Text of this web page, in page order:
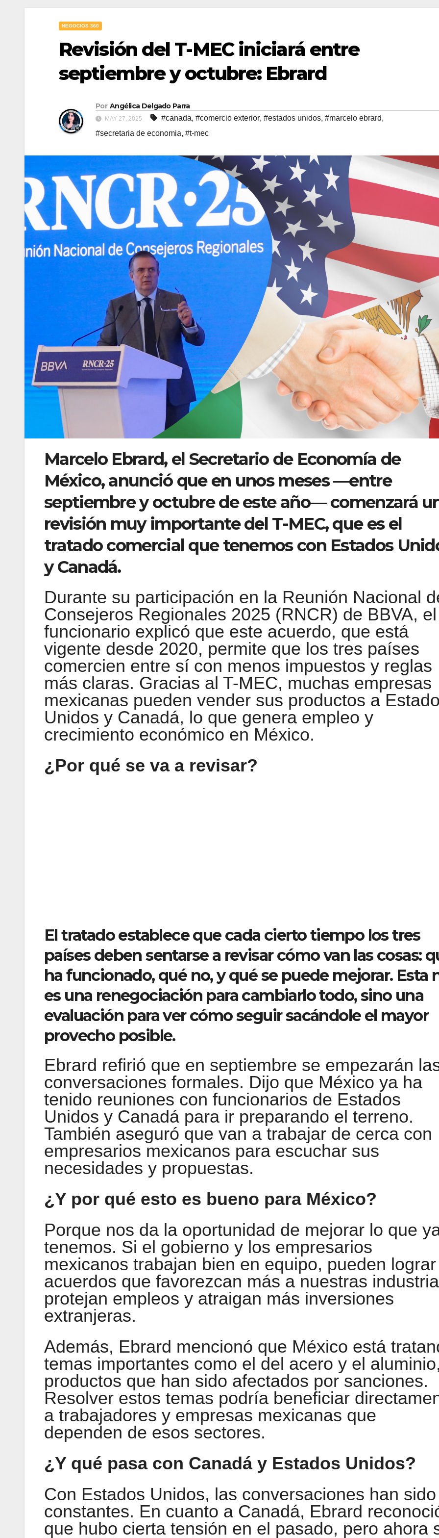
NEGOCIOS 360
Revisión del T-MEC iniciará entre
septiembre y octubre: Ebrard
Por Angélica Delgado Parra
MAY 27, 2025 #canada, #comercio exterior, #estados unidos, #marcelo ebrard,
#secretaria de economia, #t-mec
Marcelo Ebrard, el Secretario de Economía de
México, anunció que en unos meses —entre
septiembre y octubre de este año— comenzará
revisión muy importante del T-MEC, que es el
tratado comercial que tenemos con Estados
y Canadá.
Durante su participación en la Reunión Nacional
Consejeros Regionales 2025 (RNCR) de BBVA, el
funcionario explicó que este acuerdo, que está
vigente desde 2020, permite que los tres países
comercien entre sí con menos impuestos y reglas
más claras. Gracias al T-MEC, muchas empresas
mexicanas pueden vender sus productos a
Unidos y Canadá, lo que genera empleo y
crecimiento económico en México.
¿Por qué se va a revisar?
El tratado establece que cada cierto tiempo los tres
países deben sentarse a revisar cómo van las cosas:
ha funcionado, qué no, y qué se puede mejorar. Esta
es una renegociación para cambiarlo todo, sino una
evaluación para ver cómo seguir sacándole el mayor
provecho posible.
Ebrard refirió que en septiembre se empezarán
conversaciones formales. Dijo que México ya ha
tenido reuniones con funcionarios de Estados
Unidos y Canadá para ir preparando el terreno.
También aseguró que van a trabajar de cerca con
empresarios mexicanos para escuchar sus
necesidades y propuestas.
¿Y por qué esto es bueno para México?
Porque nos da la oportunidad de mejorar lo que
tenemos. Si el gobierno y los empresarios
mexicanos trabajan bien en equipo, pueden lograr
acuerdos que favorezcan más a nuestras
protejan empleos y atraigan más inversiones
extranjeras.
Además, Ebrard mencionó que México está
temas importantes como el del acero y el
productos que han sido afectados por sanciones.
Resolver estos temas podría beneficiar
a trabajadores y empresas mexicanas que
dependen de esos sectores.
¿Y qué pasa con Canadá y Estados Unidos?
Con Estados Unidos, las conversaciones han sido
constantes. En cuanto a Canadá, Ebrard
que hubo cierta tensión en el pasado, pero ahora